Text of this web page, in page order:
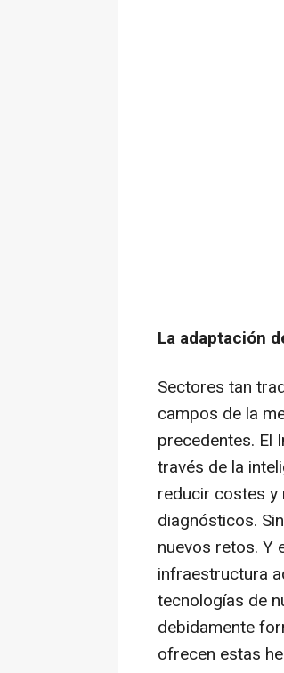
La adaptación
Sectores tan
campos de la
precedentes. El
través de la
reducir costes y
diagnósticos.
nuevos retos. Y
infraestructura
tecnologías de
debidamente
ofrecen estas